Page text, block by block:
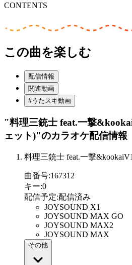
CONTENTS
この曲を楽しむ
配信情報
関連動画
#うたスキ動画
"料理三銃士 feat.一撃
ェット)"のカラオケ配信情報
料理三銃士 feat.一撃
曲番号:167312
キー:0
配信予定:配信済み
JOYSOUND X1
JOYSOUND MAX GO
JOYSOUND MAX2
JOYSOUND MAX
その他